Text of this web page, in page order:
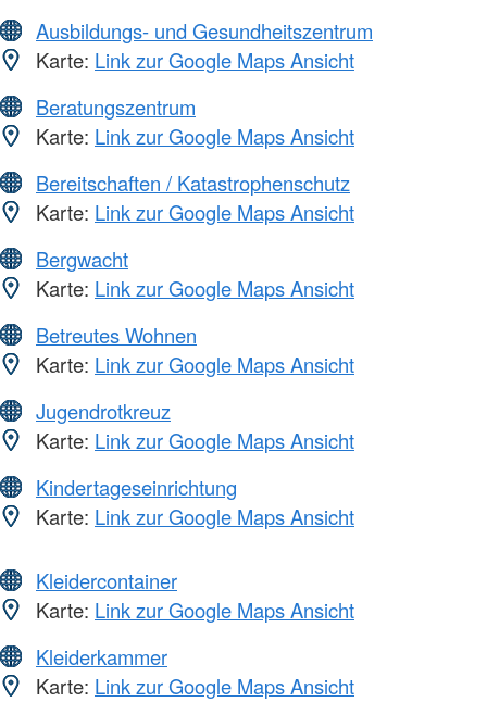
Ausbildungs- und Gesundheitszentrum
Karte: Link zur Google Maps Ansicht
Beratungszentrum
Karte: Link zur Google Maps Ansicht
Bereitschaften / Katastrophenschutz
Karte: Link zur Google Maps Ansicht
Bergwacht
Karte: Link zur Google Maps Ansicht
Betreutes Wohnen
Karte: Link zur Google Maps Ansicht
Jugendrotkreuz
Karte: Link zur Google Maps Ansicht
Kindertageseinrichtung
Karte: Link zur Google Maps Ansicht
Kleidercontainer
Karte: Link zur Google Maps Ansicht
Kleiderkammer
Karte: Link zur Google Maps Ansicht